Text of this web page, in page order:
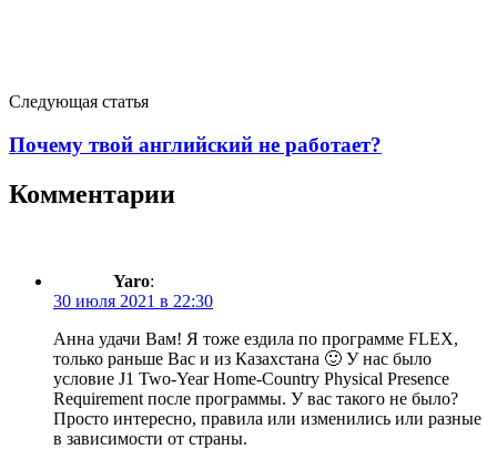
Следующая статья
Почему твой английский не работает?
Комментарии
Yaro:
30 июля 2021 в 22:30
Анна удачи Вам! Я тоже ездила по программе FLEX,
только раньше Вас и из Казахстана 🙂 У нас было
условие J1 Two-Year Home-Country Physical Presence
Requirement после программы. У вас такого не было?
Просто интересно, правила или изменились или разные
в зависимости от страны.